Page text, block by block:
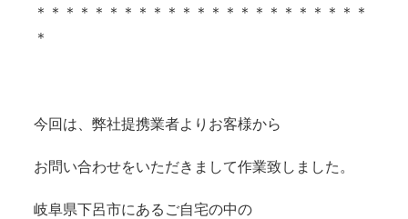
＊＊＊＊＊＊＊＊＊＊＊＊＊＊＊＊＊＊＊＊＊＊＊
＊
今回は、弊社提携業者よりお客様から
お問い合わせをいただきまして作業致しました。
岐阜県下呂市にあるご自宅の中の